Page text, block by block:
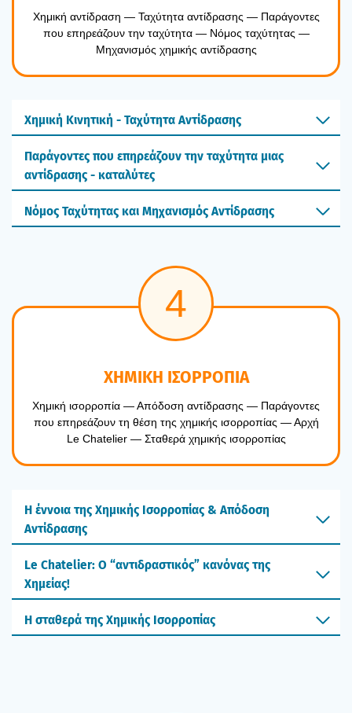
Χημι­κή αντί­δρα­ση — Ταχύ­τη­τα αντί­δρα­σης — Παρά­γο­ντες
που επη­ρε­ά­ζουν την ταχύ­τη­τα — Νόμος ταχύ­τη­τας —
Μηχα­νι­σμός χημι­κής αντί­δρα­σης
Χημική Κινητική - Ταχύτητα Αντίδρασης
Παράγοντες που επηρεάζουν την ταχύτητα μιας
αντίδρασης - καταλύτες
Νόμος Ταχύτητας και Μηχανισμός Αντίδρασης
4
ΧΗΜΙΚΗ ΙΣΟΡΡΟΠΙΑ
Χημι­κή ισορ­ρο­πία — Από­δο­ση αντί­δρα­σης — Παρά­γο­ντες
που επη­ρε­ά­ζουν τη θέση της χημι­κής ισορ­ρο­πί­ας — Αρχή
Le Chatelier — Στα­θε­ρά χημι­κής ισορ­ρο­πί­ας
Η έννοια της Χημικής Ισορροπίας & Απόδοση
Αντίδρασης
Le Chatelier: Ο “αντιδραστικός” κανόνας της
Χημείας!
Η σταθερά της Χημικής Ισορροπίας